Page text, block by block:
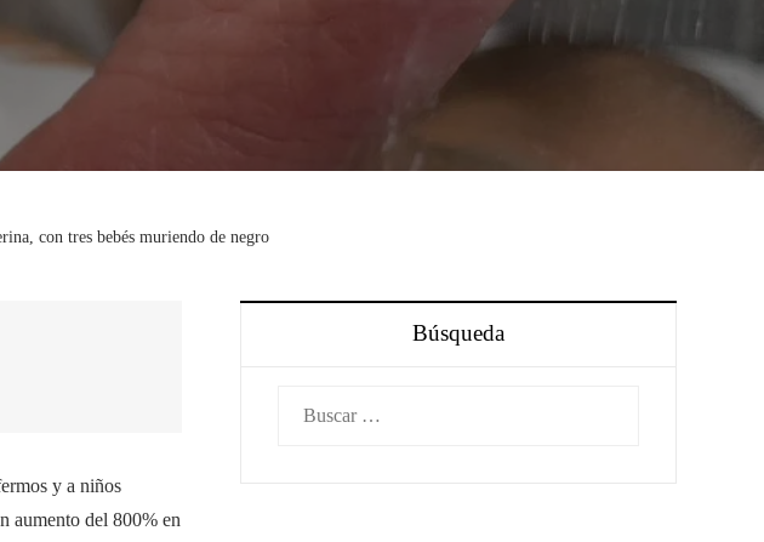
con tres bebés muriendo de negro
y a niños
aumento del 800% en
Búsqueda